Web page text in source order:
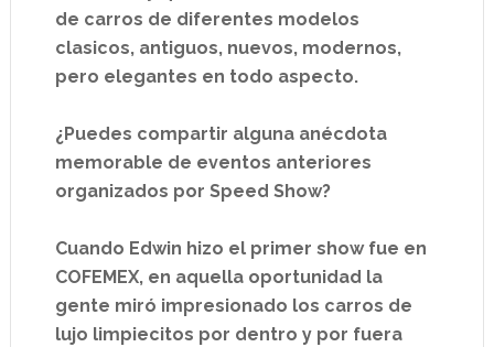
de carros de diferentes modelos
clasicos, antiguos, nuevos, modernos,
pero elegantes en todo aspecto.
¿Puedes compartir alguna anécdota
memorable de eventos anteriores
organizados por Speed Show?
Cuando Edwin hizo el primer show fue en
COFEMEX, en aquella oportunidad la
gente miró impresionado los carros de
lujo limpiecitos por dentro y por fuera